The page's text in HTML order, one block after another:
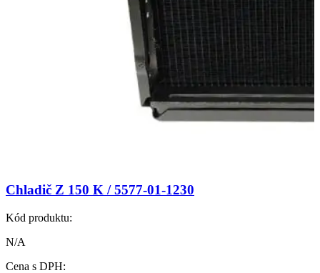
Chladič Z 150 K / 5577-01-1230
Kód produktu:
N/A
Cena s DPH: